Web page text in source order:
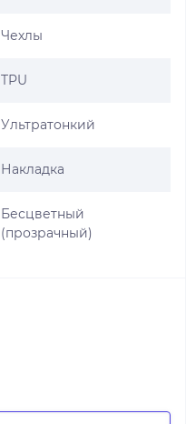
Чехлы
TPU
Ультратонкий
Накладка
Бесцветный
(прозрачный)